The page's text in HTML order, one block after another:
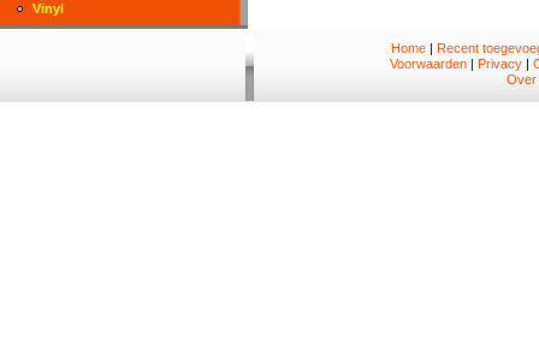
Vinyl
Home| Recent
Voorwaarden | Privacy |
Over